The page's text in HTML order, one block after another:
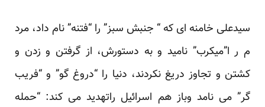
سیدعلی خامنه ای که “ جنبش سبز” را “فتنه” نام داد، مرد
م ر ا”میکرب” نامید و به دستورش، از گرفتن و زدن و
کشتن و تجاوز دریغ نکردند، دنیا را “دروغ گو” و “فریب
گر” می نامد وباز هم اسرائیل راتهدید می کند: “حمله